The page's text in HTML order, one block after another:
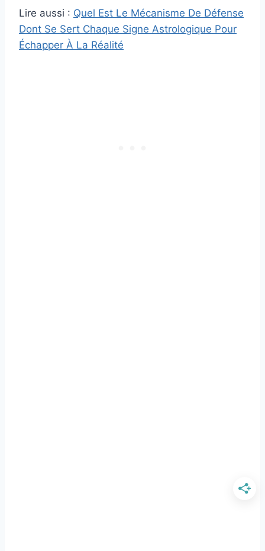
Lire aussi : Quel Est Le Mécanisme De Défense
Dont Se Sert Chaque Signe Astrologique Pour
Échapper À La Réalité